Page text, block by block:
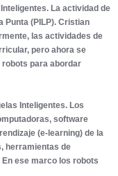
La actividad de
Punta (PILP). Cristian
las actividades de
pero ahora se
para abordar
Inteligentes. Los
software
(e-learning) de la
herramientas de
ese marco los robots